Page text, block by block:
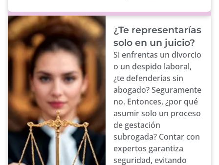
¿Te representarías
solo en un juicio?
Si enfrentas un divorcio
o un despido laboral,
¿te defenderías sin
abogado? Seguramente
no. Entonces, ¿por qué
asumir solo un proceso
de gestación
subrogada? Contar con
expertos garantiza
seguridad, evitando